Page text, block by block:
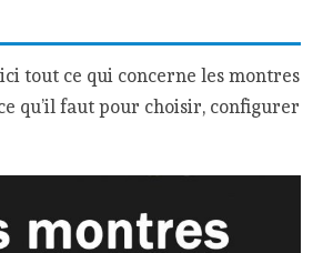
tout ce qui concerne les montres
qu’il faut pour choisir, configurer